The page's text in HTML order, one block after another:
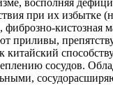
восполняя
при их избытке
фиброзно-кистозная
приливы,
китайский
сосудов.